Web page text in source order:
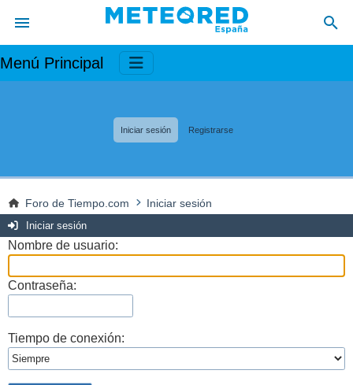
Menú Principal
Iniciar sesión Registrarse
Foro de Tiempo.com Iniciar sesión
Iniciar sesión
Nombre de usuario:
Contraseña:
Tiempo de conexión: